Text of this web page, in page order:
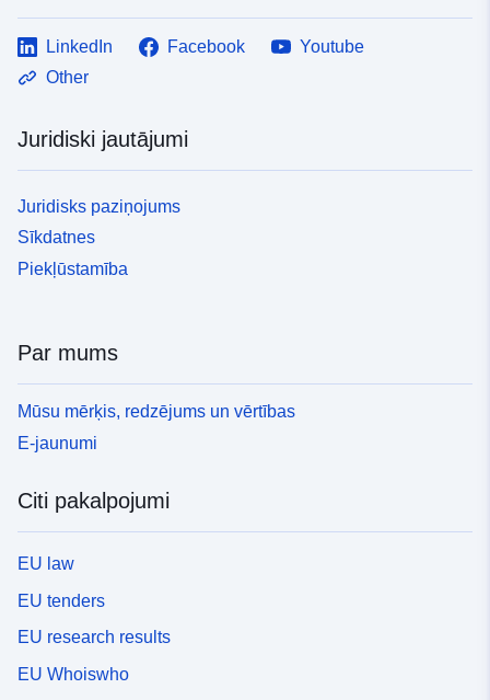
LinkedIn Facebook
Youtube
Other
Juridiski jautājumi
Juridisks paziņojums
Sīkdatnes
Piekļūstamība
Par mums
Mūsu mērķis, redzējums un vērtības
E-jaunumi
Citi pakalpojumi
EU law
EU tenders
EU research results
EU Whoiswho